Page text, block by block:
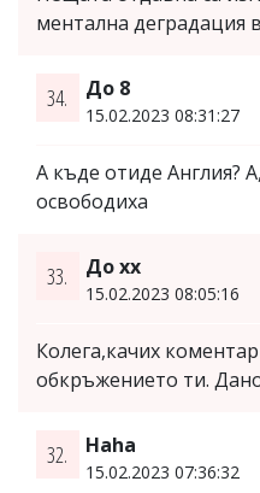
ментална деградация
34. До 8
15.02.2023 08:31:27
А къде отиде Англия?
освободиха
33. До хх
15.02.2023 08:05:16
Колега,качих
обкръжението ти.
32. Haha
15.02.2023 07:36:32